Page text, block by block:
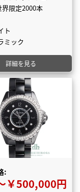
限定2000本
ト
ミック
詳細を見る
:
￥500,000円